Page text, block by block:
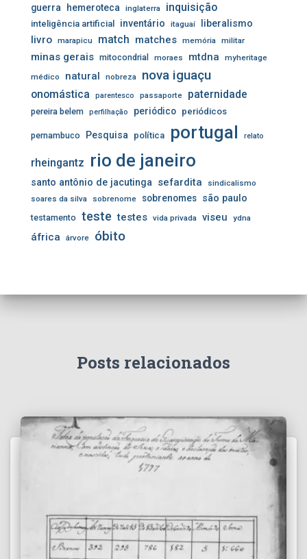
guerra hemeroteca inglaterra inquisição
inteligência artificial inventário itaguaí liberalismo
livro marapicu match matches memória militar
minas gerais mitocondrial moraes mtdna
myheritage
médico
natural nobreza nova iguaçu
onomástica parentesco passaporte paternidade
pereira belem perfilhação periódico periódicos
pernambuco Pesquisa política portugal relato
rheingantz rio de janeiro
santo antônio de jacutinga sefardita
sindicalismo
soares da silva
sobrenome sobrenomes são paulo
testamento teste testes vida privada viseu ydna
áfrica árvore óbito
Posts relacionados